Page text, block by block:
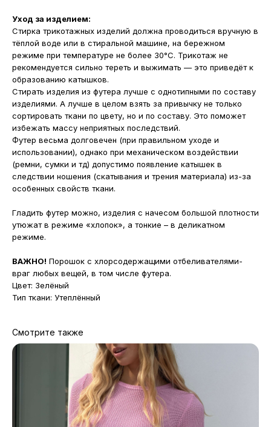
Уход за изделием:
Стирка трикотажных изделий должна проводиться вручную в
тёплой воде или в стиральной машине, на бережном
режиме при температуре не более 30°С. Трикотаж не
рекомендуется сильно тереть и выжимать — это приведёт к
образованию катышков.
Стирать изделия из футера лучше с однотипными по составу
изделиями. А лучше в целом взять за привычку не только
сортировать ткани по цвету, но и по составу. Это поможет
избежать массу неприятных последствий.
Футер весьма долговечен (при правильном уходе и
использовании), однако при механическом воздействии
(ремни, сумки и тд) допустимо появление катышек в
следствии ношения (скатывания и трения материала) из-за
особенных свойств ткани.
Гладить футер можно, изделия с начесом большой плотности
утюжат в режиме «хлопок», а тонкие – в деликатном
режиме.
ВАЖНО! Порошок с хлорсодержащими отбеливателями-
враг любых вещей, в том числе футера.
Цвет: Зелёный
Тип ткани: Утеплённый
Смотрите также
МАГАЗИНЫ
Потрогать, примерить,